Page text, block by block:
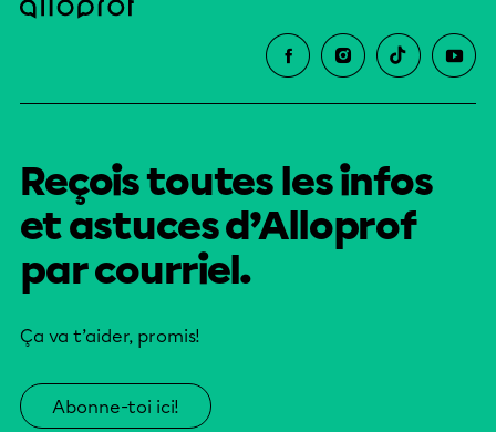
Reçois toutes les infos
et astuces d’Alloprof
par courriel.
Ça va t’aider, promis!
Abonne-toi ici!